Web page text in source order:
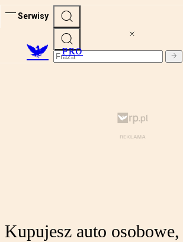
Serwisy
PRO
Kupujesz auto